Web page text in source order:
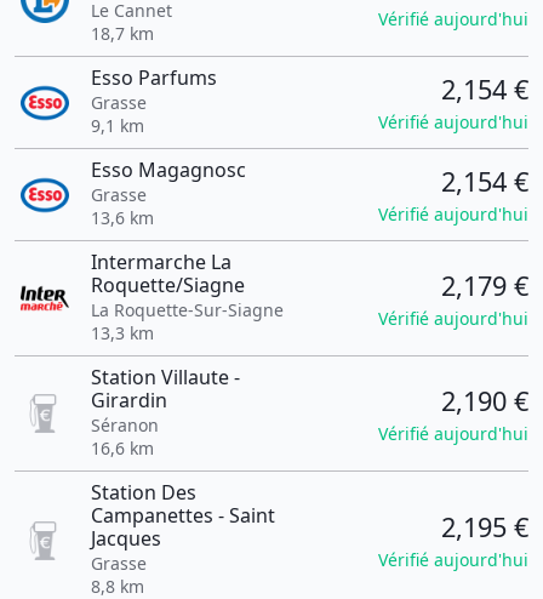
Le Cannet
18,7 km
Vérifié aujourd'hui
Esso Parfums
Grasse
9,1 km
2,154 €
Vérifié aujourd'hui
Esso Magagnosc
Grasse
13,6 km
2,154 €
Vérifié aujourd'hui
Intermarche La
Roquette/Siagne
La Roquette-Sur-Siagne
13,3 km
2,179 €
Vérifié aujourd'hui
Station Villaute -
Girardin
Séranon
16,6 km
2,190 €
Vérifié aujourd'hui
Station Des
Campanettes - Saint
Jacques
Grasse
8,8 km
2,195 €
Vérifié aujourd'hui